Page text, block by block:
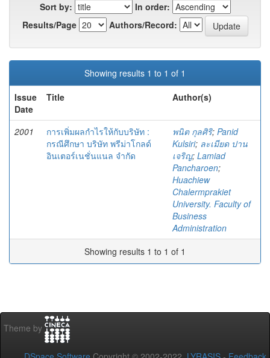
Sort by:
In order:
Results/Page
Authors/Record:
Showing results 1 to 1 of 1
Issue
Date
Title Author(s)
2001
การเพิ่มผลกำไรให้กับบริษัท :
กรณีศึกษา บริษัท พรีม่าโกลด์
อินเตอร์เนชั่นแนล จำกัด
พนิต กุลศิริ; Panid
Kulsiri; ละเมียด ปาน
เจริญ; Lamiad
Pancharoen;
Huachiew
Chalermprakiet
University. Faculty of
Business
Administration
Showing results 1 to 1 of 1
Theme by